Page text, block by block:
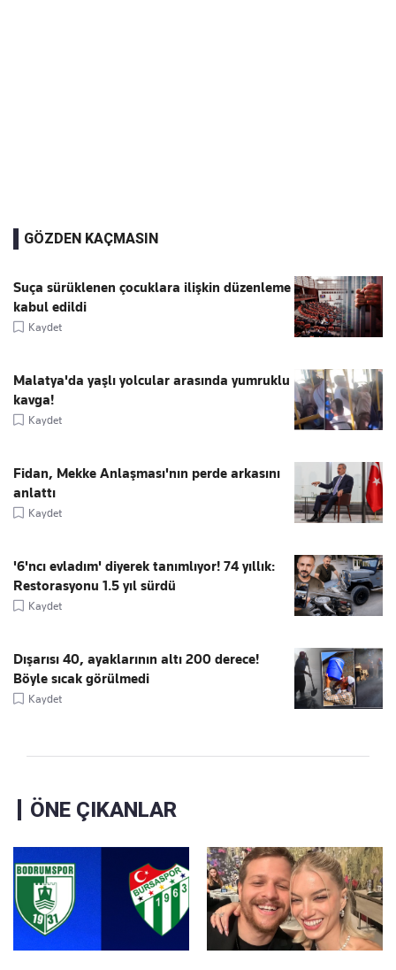
GÖZDEN KAÇMASIN
Suça sürüklenen çocuklara ilişkin düzenleme
kabul edildi
Kaydet
Malatya'da yaşlı yolcular arasında yumruklu
kavga!
Kaydet
Fidan, Mekke Anlaşması'nın perde arkasını
anlattı
Kaydet
'6'ncı evladım' diyerek tanımlıyor! 74 yıllık:
Restorasyonu 1.5 yıl sürdü
Kaydet
Dışarısı 40, ayaklarının altı 200 derece!
Böyle sıcak görülmedi
Kaydet
ÖNE ÇIKANLAR